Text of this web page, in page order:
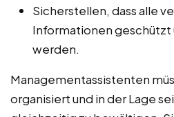
Sicherstellen, dass alle
Informationen geschützt
werden.
Managementassistenten
organisiert und in der Lage